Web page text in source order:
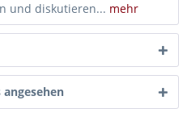
und diskutieren... mehr